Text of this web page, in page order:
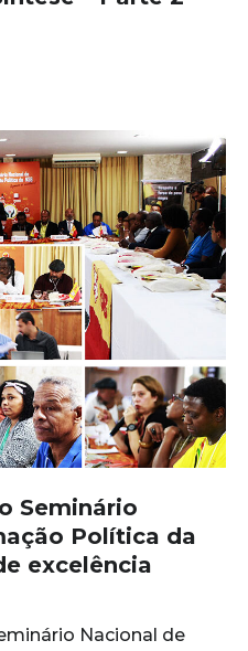
Seminário
Política da
excelência
Nacional de